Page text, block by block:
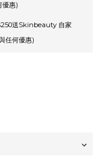
優惠)
送Skinbeauty 自家
任何優惠)